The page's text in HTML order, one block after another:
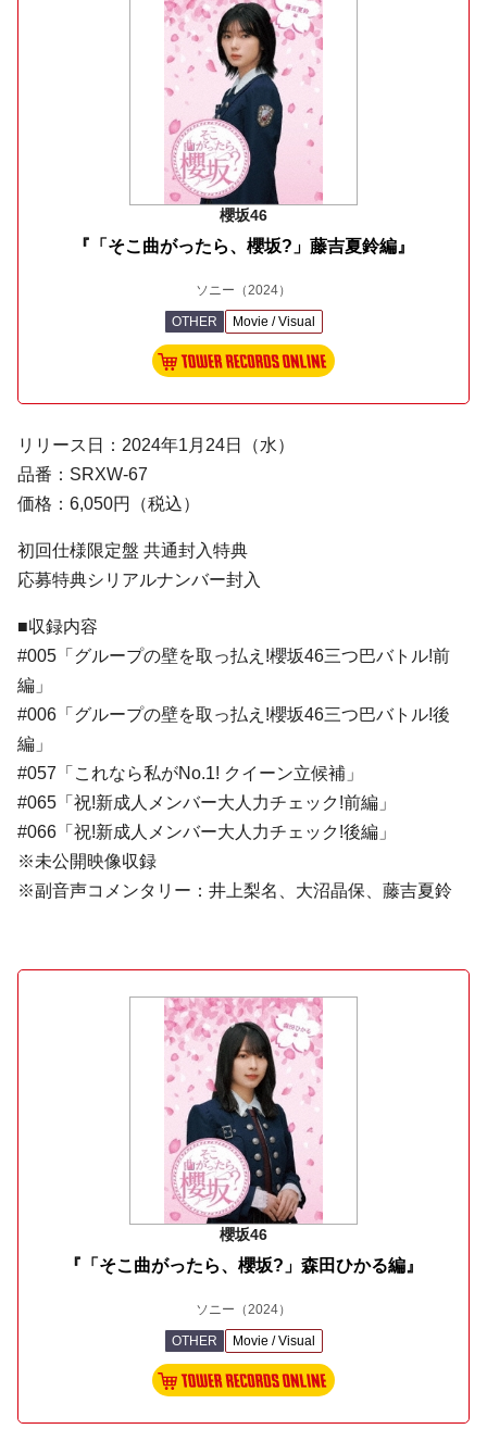
櫻坂46
『「そこ曲がったら、櫻坂?」藤吉夏鈴編』
ソニー （2024）
OTHER Movie / Visual
リリース日：2024年1月24日（水）
品番：SRXW-67
価格：6,050円（税込）
初回仕様限定盤 共通封入特典
応募特典シリアルナンバー封入
■収録内容
#005「グループの壁を取っ払え!櫻坂46三つ巴バトル!前
編」
#006「グループの壁を取っ払え!櫻坂46三つ巴バトル!後
編」
#057「これなら私がNo.1! クイーン立候補」
#065「祝!新成人メンバー大人力チェック!前編」
#066「祝!新成人メンバー大人力チェック!後編」
※未公開映像収録
※副音声コメンタリー：井上梨名、大沼晶保、藤吉夏鈴
櫻坂46
『「そこ曲がったら、櫻坂?」森田ひかる編』
ソニー （2024）
OTHER Movie / Visual